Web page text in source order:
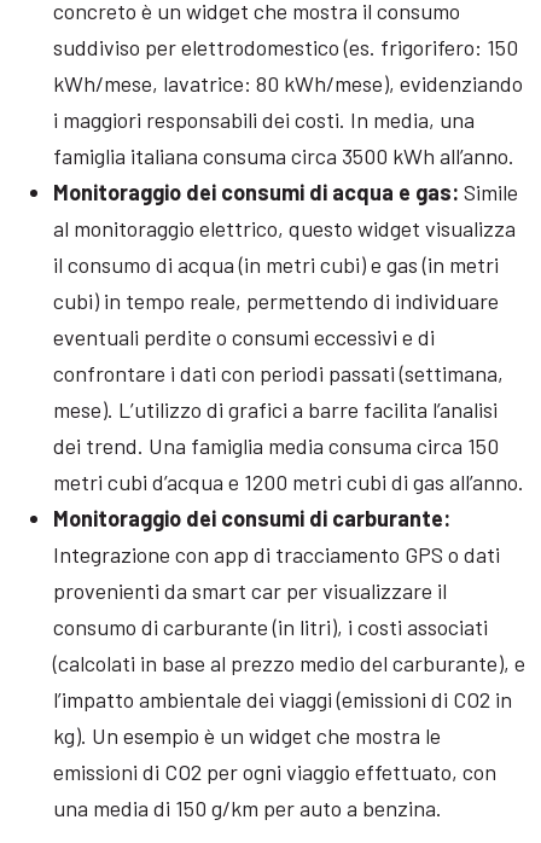
concreto è un widget che mostra il consumo
suddiviso per elettrodomestico (es. frigorifero: 150
kWh/mese, lavatrice: 80 kWh/mese), evidenziando
i maggiori responsabili dei costi. In media, una
famiglia italiana consuma circa 3500 kWh all’anno.
Monitoraggio dei consumi di acqua e gas: Simile
al monitoraggio elettrico, questo widget visualizza
il consumo di acqua (in metri cubi) e gas (in metri
cubi) in tempo reale, permettendo di individuare
eventuali perdite o consumi eccessivi e di
confrontare i dati con periodi passati (settimana,
mese). L’utilizzo di grafici a barre facilita l’analisi
dei trend. Una famiglia media consuma circa 150
metri cubi d’acqua e 1200 metri cubi di gas all’anno.
Monitoraggio dei consumi di carburante:
Integrazione con app di tracciamento GPS o dati
provenienti da smart car per visualizzare il
consumo di carburante (in litri), i costi associati
(calcolati in base al prezzo medio del carburante), e
l’impatto ambientale dei viaggi (emissioni di CO2 in
kg). Un esempio è un widget che mostra le
emissioni di CO2 per ogni viaggio effettuato, con
una media di 150 g/km per auto a benzina.